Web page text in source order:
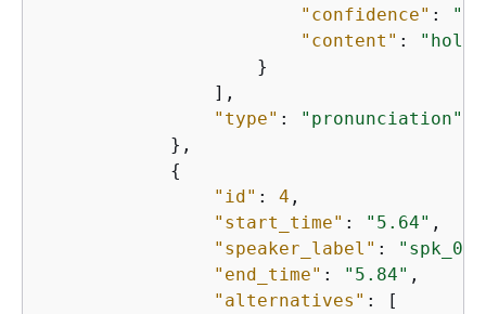
"confidence" :
"content" :
"hold"
                    }
                ],
"type" :
"pronunciation"
            },
{
"id" : 4 ,
"start_time" : "5.64" ,
"speaker_label" : "spk_0"
"end_time" : "5.84" ,
"alternatives" : [